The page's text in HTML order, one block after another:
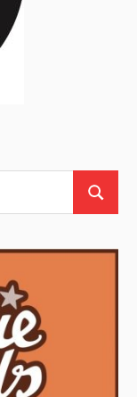
Suchen